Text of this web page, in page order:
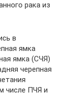
рака из
в
ямка
ямка (СЧЯ)
черепная
числе ПЧЯ и